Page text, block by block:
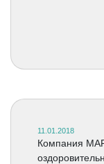
11.01.2018
Компания